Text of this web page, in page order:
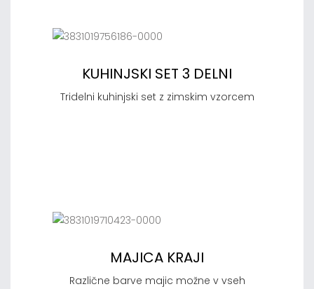
KUHINJSKI SET 3 DELNI
Tridelni kuhinjski set z zimskim vzorcem
MAJICA KRAJI
Različne barve majic možne v vseh